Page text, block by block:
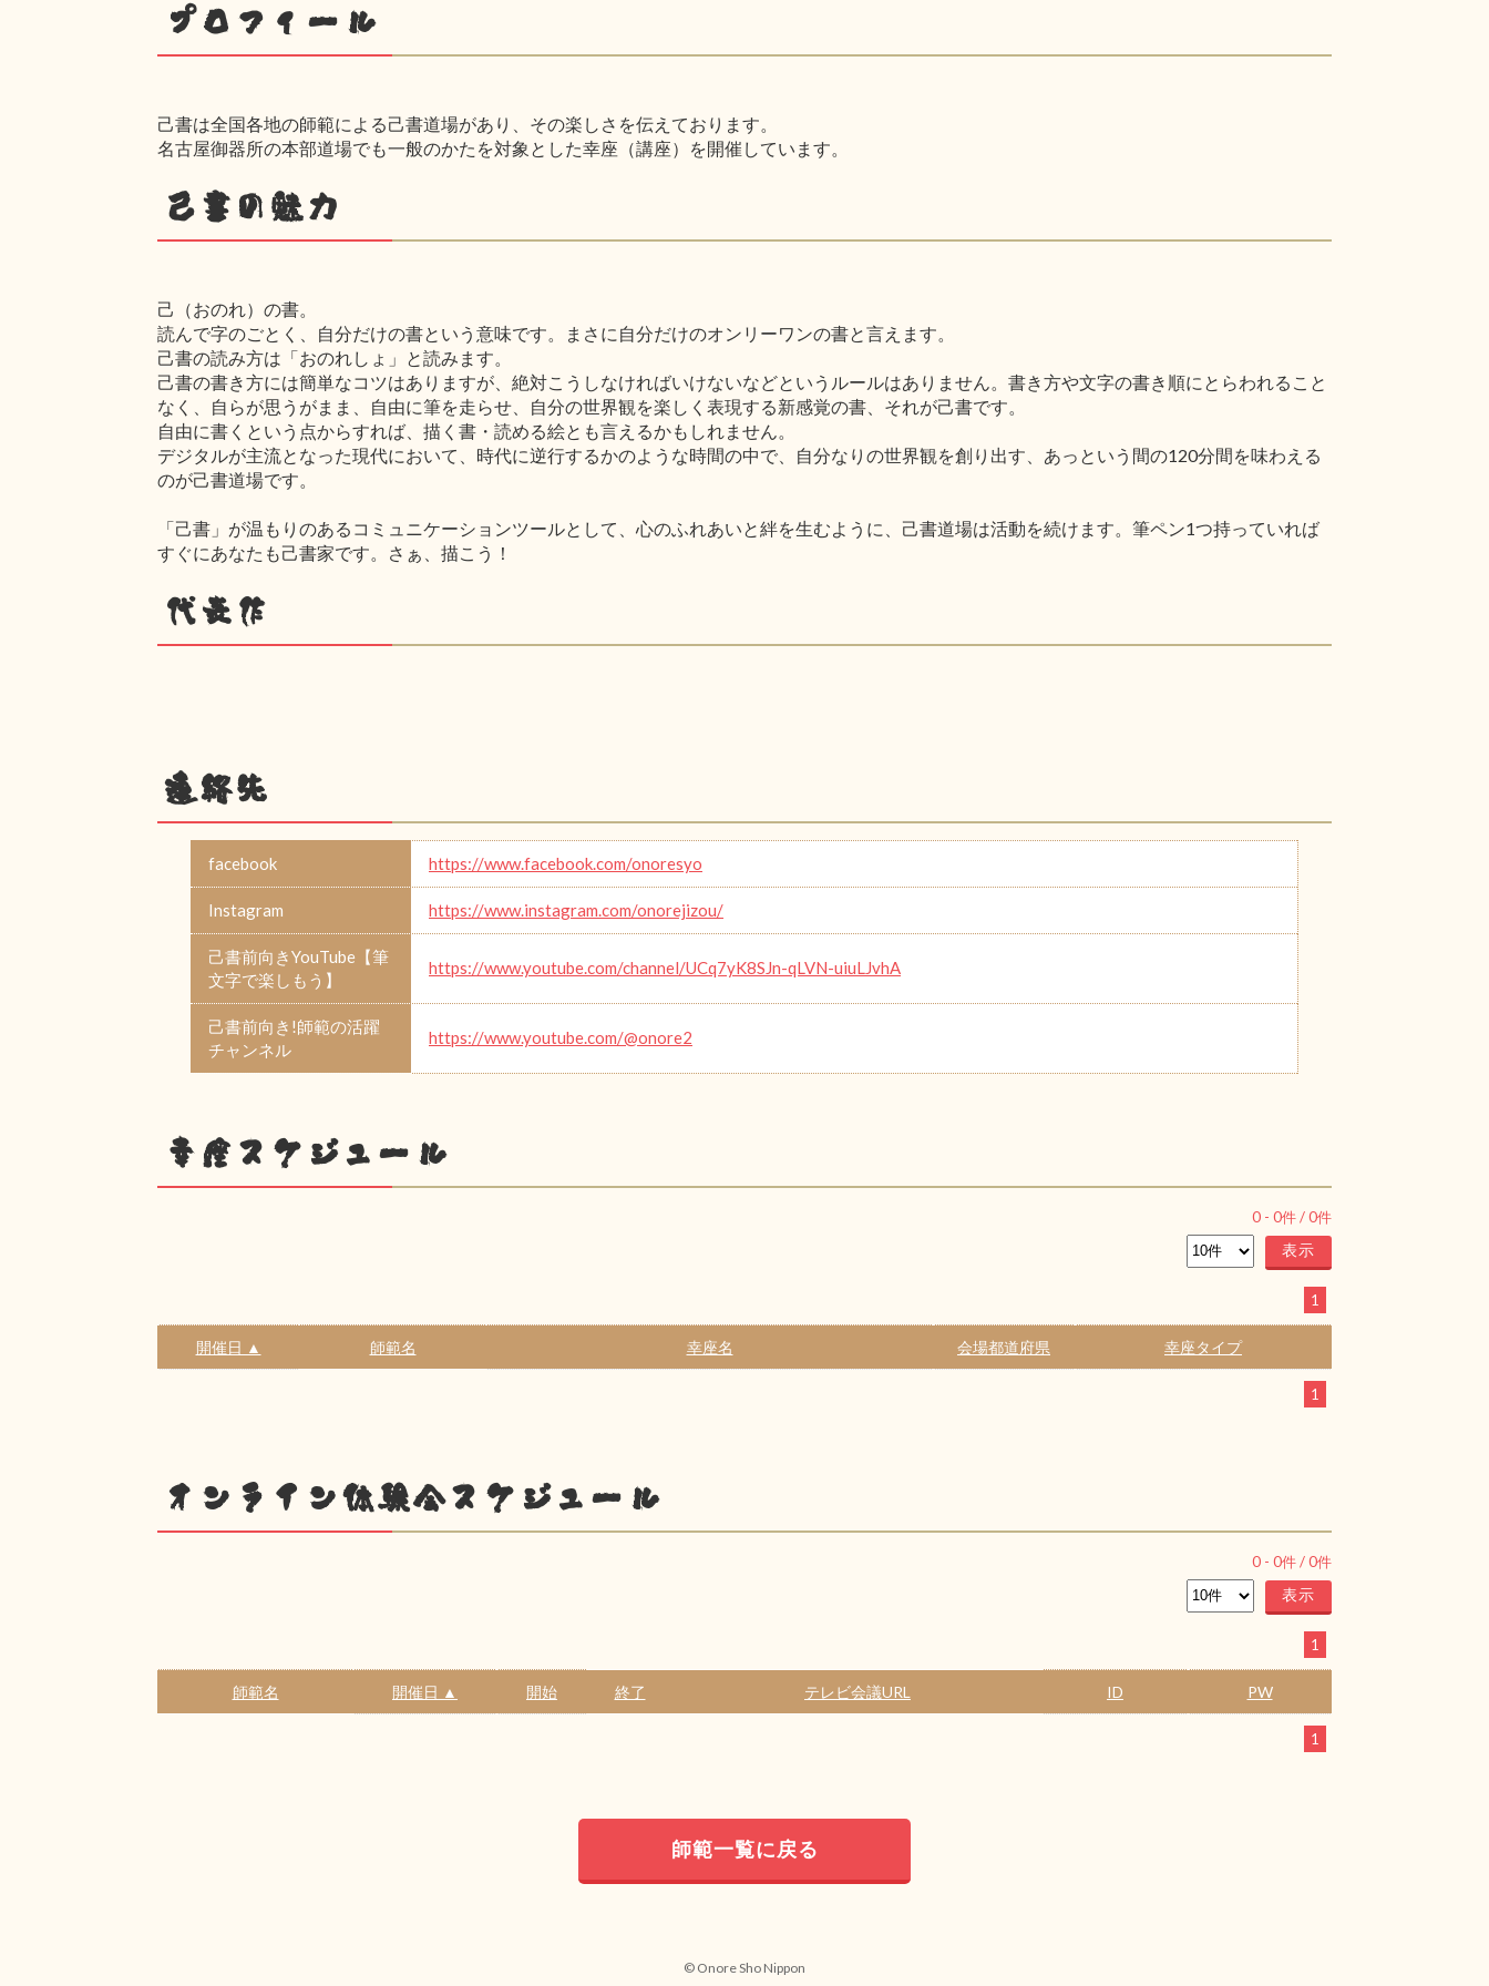
プロフィール
己書は全国各地の師範による己書道場があり、その楽しさを伝えております。
名古屋御器所の本部道場でも一般のかたを対象とした幸座（講座）を開催しています。
己書の魅力
己（おのれ）の書。
読んで字のごとく、自分だけの書という意味です。まさに自分だけのオンリーワンの書と言えます。
己書の読み方は「おのれしょ」と読みます。
己書の書き方には簡単なコツはありますが、絶対こうしなければいけないなどというルールはありません。書き方や文字の書き順にとらわれること
なく、自らが思うがまま、自由に筆を走らせ、自分の世界観を楽しく表現する新感覚の書、それが己書です。
自由に書くという点からすれば、描く書・読める絵とも言えるかもしれません。
デジタルが主流となった現代において、時代に逆行するかのような時間の中で、自分なりの世界観を創り出す、あっという間の120分間を味わえる
のが己書道場です。
「己書」が温もりのあるコミュニケーションツールとして、心のふれあいと絆を生むように、己書道場は活動を続けます。筆ペン1つ持っていれば
すぐにあなたも己書家です。さぁ、描こう！
代表作
連絡先
facebook https://www.facebook.com/onoresyo
Instagram https://www.instagram.com/onorejizou/
己書前向きYouTube【筆
文字で楽しもう】
https://www.youtube.com/channel/UCq7yK8SJn-qLVN-uiuLJvhA
己書前向き!師範の活躍
チャンネル
https://www.youtube.com/@onore2
幸座スケジュール
0 - 0件 /0件
1
開催日 ▲ 師範名 幸座名 会場都道府県 幸座タイプ
1
オンライン体験会スケジュール
0 - 0件 /0件
1
師範名 開催日 ▲ 開始 終了 テレビ会議URL ID PW
1
師範一覧に戻る
© Onore Sho Nippon